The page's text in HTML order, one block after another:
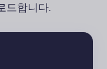
드합니다.